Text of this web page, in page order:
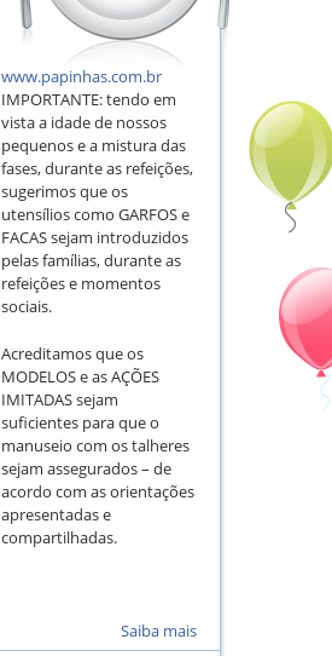
www.papinhas.com.br
IMPORTANTE: tendo em
vista a idade de nossos
pequenos e a mistura das
fases, durante as refeições,
sugerimos que os
utensílios como GARFOS e
FACAS sejam introduzidos
pelas famílias, durante as
refeições e momentos
sociais.
Acreditamos que os
MODELOS e as AÇÕES
IMITADAS sejam
suficientes para que o
manuseio com os talheres
sejam assegurados – de
acordo com as orientações
apresentadas e
compartilhadas.
Saiba mais